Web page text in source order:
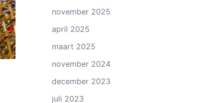
november 2025
april 2025
maart 2025
november 2024
december 2023
juli 2023